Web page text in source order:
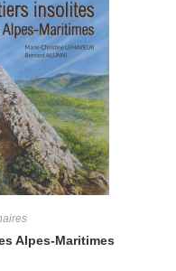
Alpes-Maritimes